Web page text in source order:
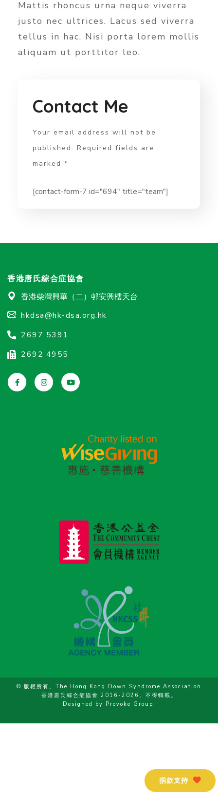
Mattis rhoncus urna neque viverra
justo nec ultrices. Lacus sed viverra
tellus in hac. Nisi porta lorem mollis
aliquam ut porttitor leo.
Contact Me
Your email address will not be
published. Required fields are
marked *
[contact-form-7 id="694" title="team"]
香港唐氏綜合症協會
香港柴灣興華（二）邨安興樓天台
hkdsa@hk-dsa.org.hk
2697 5391
2692 4955
© 版權所有。The Hong Kong Down Syndrome Association
香港唐氏綜合症協會 2016-2026。不得轉載。
Designed by Provoke Group .
捐款支持